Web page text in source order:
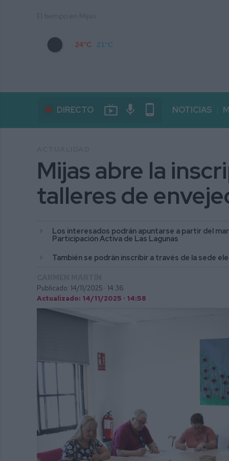
24°C 21°C
DIRECTO live_tv mic phone_android NOTICIAS
Mijas abre la
talleres de
Los interesados podrán apuntarse a partir del
Participación Activa de Las Lagunas
También se podrán inscribir a través de la sede
Publicado: 14/11/2025 · 14:36
Actualizado: 14/11/2025 · 14:58